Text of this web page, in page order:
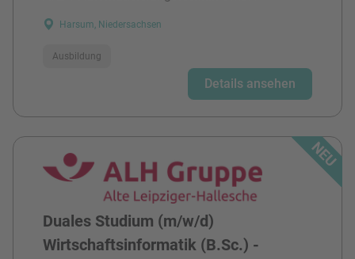
Harsum, Niedersachsen
Ausbildung
Details ansehen
Duales Studium (m/w/d)
Wirtschaftsinformatik (B.Sc.) -